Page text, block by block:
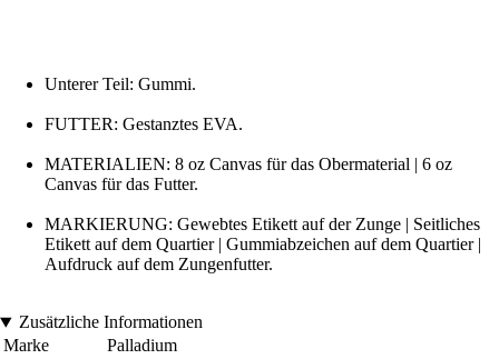
Unterer Teil: Gummi.
FUTTER: Gestanztes EVA.
MATERIALIEN: 8 oz Canvas für das Obermaterial | 6 oz
Canvas für das Futter.
MARKIERUNG: Gewebtes Etikett auf der Zunge | Seitliches
Etikett auf dem Quartier | Gummiabzeichen auf dem Quartier |
Aufdruck auf dem Zungenfutter.
Zusätzliche Informationen
Marke
Palladium